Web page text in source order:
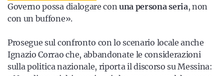
Governo possa dialogare conuna persona seria, non
con un buffone».
Prosegue sul confronto con lo scenario locale anche
Ignazio Corrao che, abbandonate le considerazioni
sulla politica nazionale, riporta il discorso su Messina: